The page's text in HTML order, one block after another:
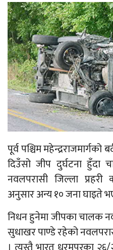
पूर्व पश्चिम
दिउँसो जीप दुर्घटना हुँदा
नवलपरासी जिल्ला प्रहरी
अनुसार अन्य १० जना घाइते
निधन हुनेमा जीपका चालक
सुधाखर पाण्डे रहेको